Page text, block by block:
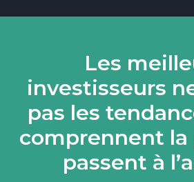
Les
investisseurs
pas les
comprennent
passent à